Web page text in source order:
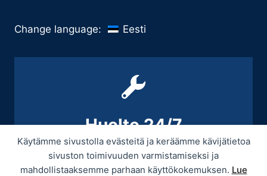
Käytämme sivustolla evästeitä ja keräämme kävijätietoa
sivuston toimivuuden varmistamiseksi ja
mahdollistaaksemme parhaan käyttökokemuksen. Lue
Change language: Eesti
Huolto 24/7
+358 9 439 3070 / +358 50 545 5664